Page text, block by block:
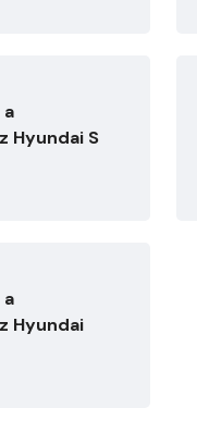
Hyundai S
Hyundai